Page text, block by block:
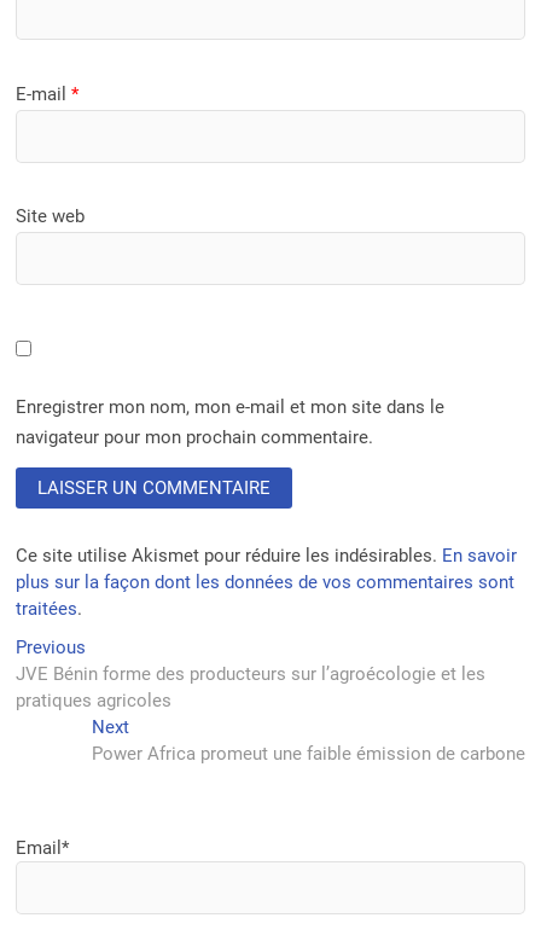
E-mail*
Site web
Enregistrer mon nom, mon e-mail et mon site dans le
navigateur pour mon prochain commentaire.
Ce site utilise Akismet pour réduire les indésirables. En savoir
plus sur la façon dont les données de vos commentaires sont
traitées.
Navigation
de
l’article
Previous
post:
JVE Bénin forme des producteurs sur l’agroécologie et les
pratiques agricoles
NextNext
post:
Power Africa promeut une faible émission de carbone
Email*